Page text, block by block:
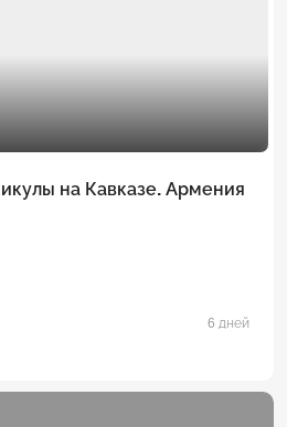
на Кавказе. Армения
6 дней